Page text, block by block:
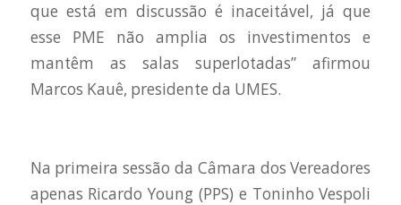
que está em discussão é inaceitável, já que
esse PME não amplia os investimentos e
mantêm as salas superlotadas” afirmou
Marcos Kauê, presidente da UMES.
Na primeira sessão da Câmara dos Vereadores
apenas Ricardo Young (PPS) e Toninho Vespoli